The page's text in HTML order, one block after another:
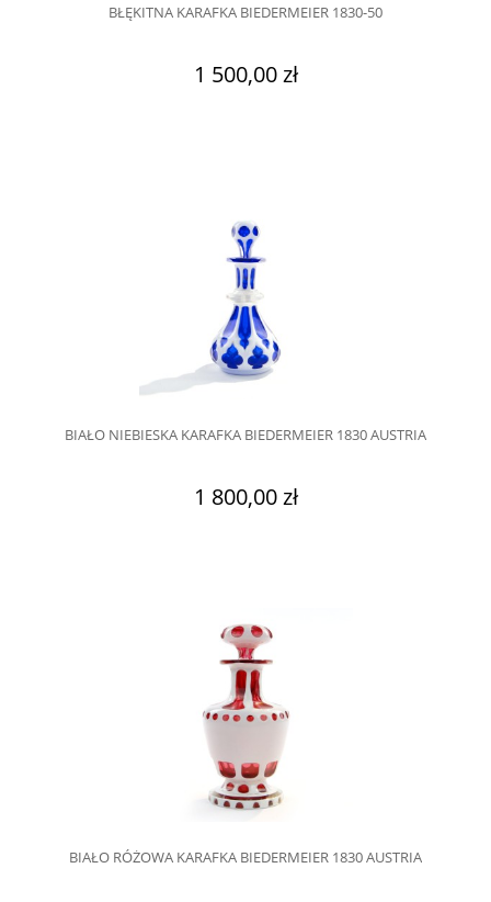
BŁĘKITNA KARAFKA BIEDERMEIER 1830-50
1 500,00 zł
BIAŁO NIEBIESKA KARAFKA BIEDERMEIER 1830 AUSTRIA
1 800,00 zł
BIAŁO RÓŻOWA KARAFKA BIEDERMEIER 1830 AUSTRIA